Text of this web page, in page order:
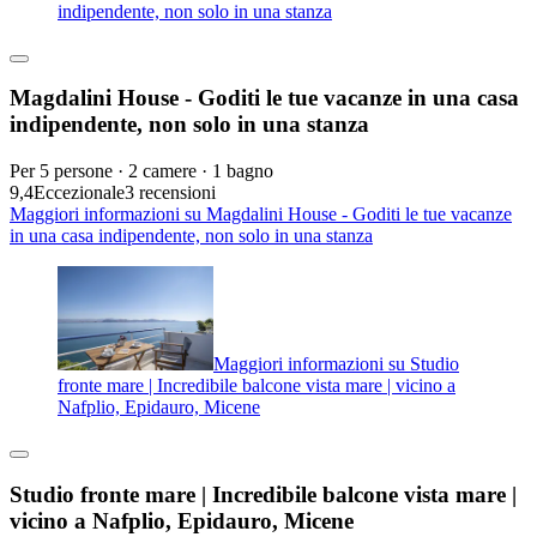
indipendente, non solo in una stanza
Magdalini House - Goditi le tue vacanze in una casa
indipendente, non solo in una stanza
Per 5 persone · 2 camere · 1 bagno
9,4Eccezionale3 recensioni
Maggiori informazioni su Magdalini House - Goditi le tue vacanze
in una casa indipendente, non solo in una stanza
Maggiori informazioni su Studio
fronte mare | Incredibile balcone vista mare | vicino a
Nafplio, Epidauro, Micene
Studio fronte mare | Incredibile balcone vista mare |
vicino a Nafplio, Epidauro, Micene